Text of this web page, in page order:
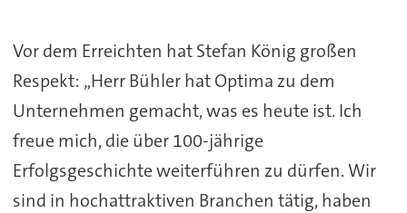
Vor dem Erreichten hat Stefan König großen
Respekt: „Herr Bühler hat Optima zu dem
Unternehmen gemacht, was es heute ist. Ich
freue mich, die über 100-jährige
Erfolgsgeschichte weiterführen zu dürfen. Wir
sind in hochattraktiven Branchen tätig, haben